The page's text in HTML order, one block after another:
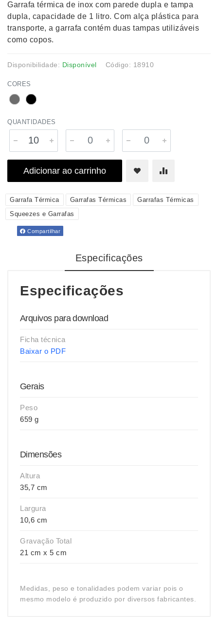
Garrafa térmica de inox com parede dupla e tampa
dupla, capacidade de 1 litro. Com alça plástica para
transporte, a garrafa contém duas tampas utilizáveis
como copos.
Disponibilidade: Disponível Código: 18910
CORES
QUANTIDADES
Adicionar ao carrinho
Garrafa Térmica Garrafas Térmicas
Garrafas Térmicas
Squeezes e Garrafas
Compartilhar
Especificações
Especificações
Arquivos para download
Ficha técnica
Baixar o PDF
Gerais
Peso
659 g
Dimensões
Altura
35,7 cm
Largura
10,6 cm
Gravação Total
21 cm x 5 cm
Medidas, peso e tonalidades podem variar pois o
mesmo modelo é produzido por diversos fabricantes.